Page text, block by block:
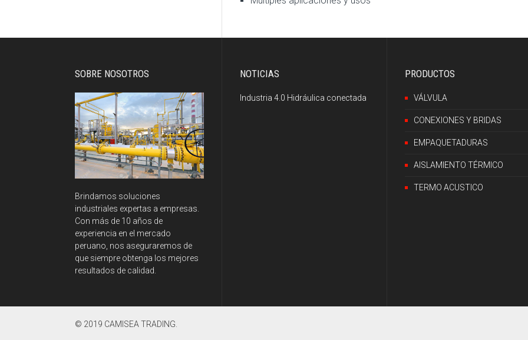
SOBRE NOSOTROS
Brindamos soluciones
industriales expertas a empresas.
Con más de 10 años de
experiencia en el mercado
peruano, nos aseguraremos de
que siempre obtenga los mejores
resultados de calidad.
NOTICIAS
Industria 4.0 Hidráulica conectada
PRODUCTOS
VÁLVULA
CONEXIONES Y BRIDAS
EMPAQUETADURAS
AISLAMIENTO TÉRMICO
TERMO ACUSTICO
© 2019 CAMISEA TRADING.